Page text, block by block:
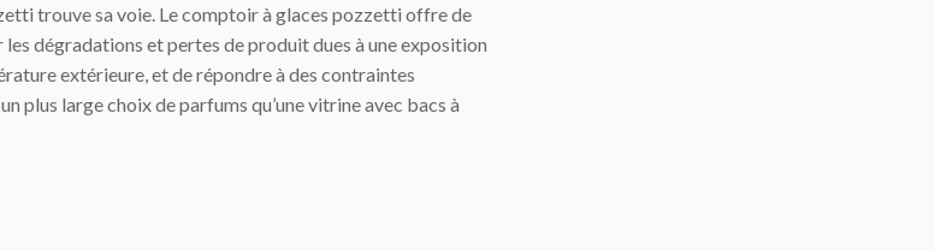
trouve sa voie. Le comptoir à glaces pozzetti offre de
les dégradations et pertes de produit dues à une exposition
extérieure, et de répondre à des contraintes
plus large choix de parfums qu’une vitrine avec bacs à